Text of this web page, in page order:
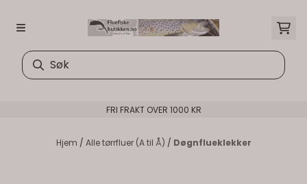
FRI FRAKT OVER 1000 KR
Hjem / Alle tørrfluer (A til Å) / Døgnflueklekker